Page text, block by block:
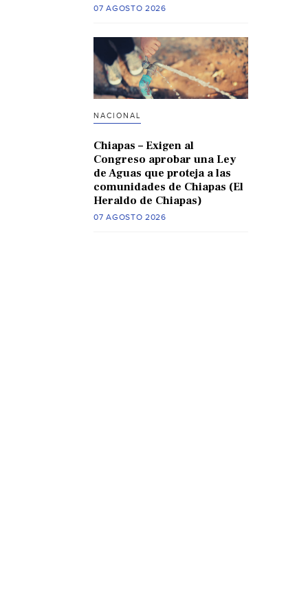
07 AGOSTO 2026
NACIONAL
Chiapas – Exigen al
Congreso aprobar una Ley
de Aguas que proteja a las
comunidades de Chiapas (El
Heraldo de Chiapas)
07 AGOSTO 2026